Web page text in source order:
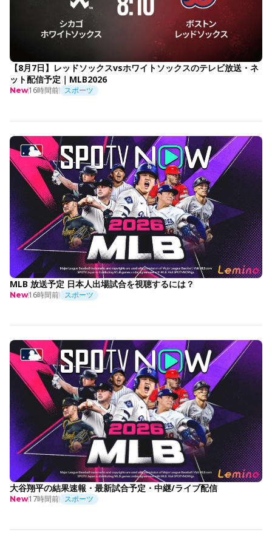
【8月7日】レッドソックスvsホワイトソックスのテレビ放送・ネ
ット配信予定｜MLB2026
New16時間前 スポーツ
MLB 放送予定 日本人出場試合を視聴するには？
New16時間前 スポーツ
大谷翔平の結果速報・最新試合予定・中継/ライブ配信
New17時間前 スポーツ